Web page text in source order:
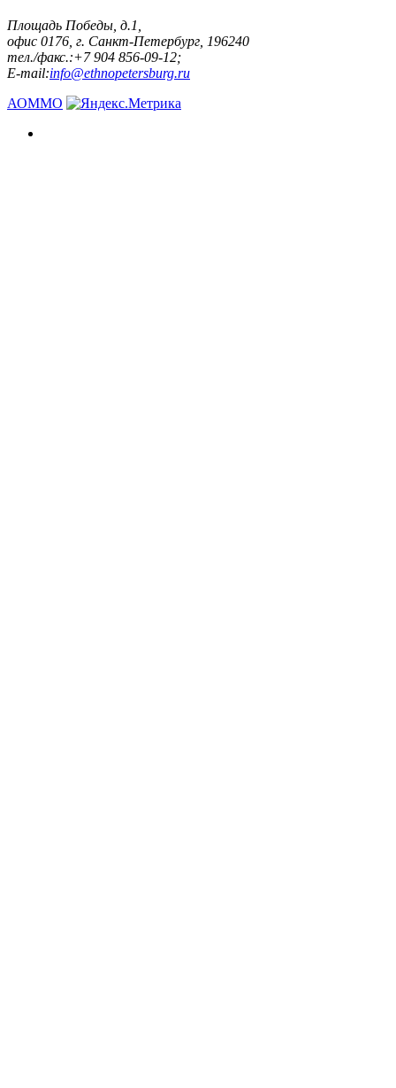
Площадь Победы, д.1,
офис 0176, г. Санкт-Петербург, 196240
тел./факс.:+7 904 856-09-12;
E-mail:info@ethnopetersburg.ru
АОММО